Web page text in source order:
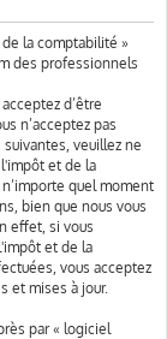
la comptabilité »
des professionnels
d’être
n’acceptez pas
veuillez ne
et de la
quel moment
bien que nous vous
effet, si vous
et de la
vous acceptez
et mises à jour.
par « logiciel